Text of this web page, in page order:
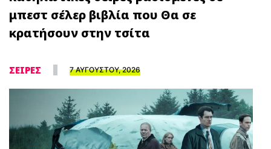
μπεστ σέλερ βιβλία που Θα σε
κρατήσουν στην τσίτα
ΣΕΙΡΕΣ 7 ΑΥΓΟΥΣΤΟΥ, 2026